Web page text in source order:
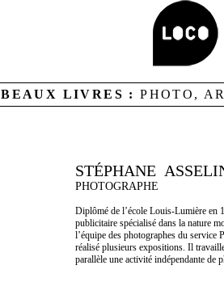
BEAUX LIVRES :PHOTO,
STÉPHANE
PHOTOGRAPHE
Diplômé de l’école Louis-Lumière en
publicitaire spécialisé dans la nature
l’équipe des photographes du
réalisé plusieurs expositions. Il
parallèle une activité indépendante de